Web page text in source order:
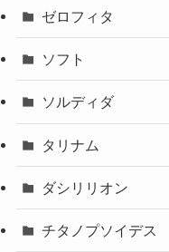
ゼロフィタ
ソフト
ソルディダ
タリナム
ダシリリオン
チタノプソイデス